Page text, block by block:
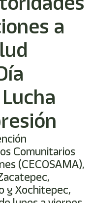
a
Comunitarios
(CECOSAMA),
y Xochitepec,